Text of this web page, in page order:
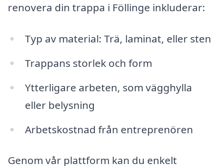
renovera din trappa i Föllinge inkluderar:
Typ av material: Trä, laminat, eller sten
Trappans storlek och form
Ytterligare arbeten, som vägghylla
eller belysning
Arbetskostnad från entreprenören
Genom vår plattform kan du enkelt